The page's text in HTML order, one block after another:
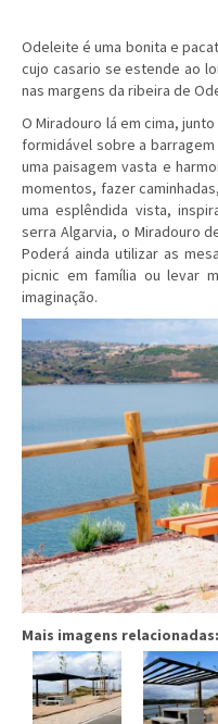
Odeleite é uma bonita e
cujo casario se estende ao
nas margens da ribeira de
O Miradouro lá em cima,
formidável sobre a
uma paisagem vasta e
momentos, fazer
uma esplêndida vista,
serra Algarvia, o Miradouro
Poderá ainda utilizar as
picnic em família ou levar
imaginação.
Mais imagens relacionadas: